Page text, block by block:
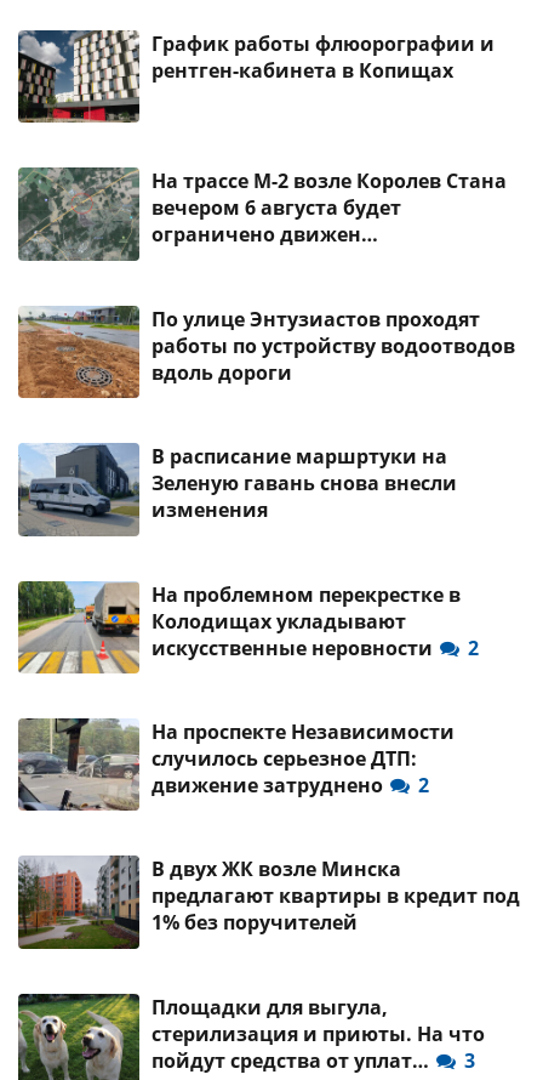
График работы флюорографии и
рентген-кабинета в Копищах
На трассе М-2 возле Королев Стана
вечером 6 августа будет
ограничено движен…
По улице Энтузиастов проходят
работы по устройству водоотводов
вдоль дороги
В расписание маршртуки на
Зеленую гавань снова внесли
изменения
На проблемном перекрестке в
Колодищах укладывают
искусственные неровности
2
На проспекте Независимости
случилось серьезное ДТП:
движение затруднено
2
В двух ЖК возле Минска
предлагают квартиры в кредит под
1% без поручителей
Площадки для выгула,
стерилизация и приюты. На что
пойдут средства от уплат…
3